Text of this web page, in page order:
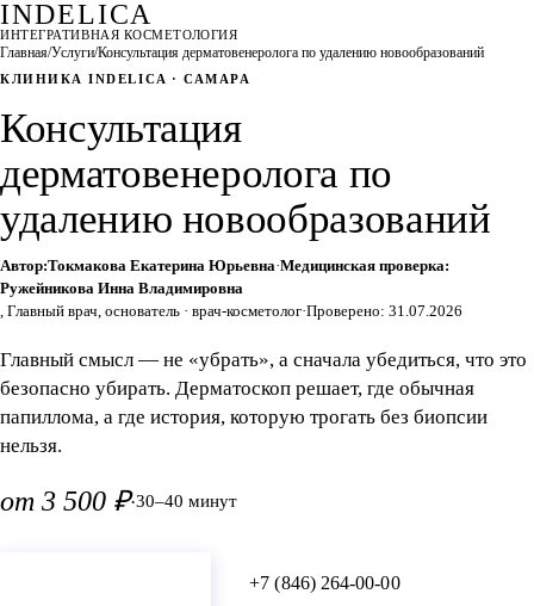
INDELICA
ИНТЕГРАТИВНАЯ КОСМЕТОЛОГИЯ
Главная/Услуги/Консультация дерматовенеролога по удалению новообразований
КЛИНИКА INDELICA · САМАРА
Консультация
дерматовенеролога по
удалению новообразований
Автор:Токмакова Екатерина Юрьевна·Медицинская проверка:
Ружейникова Инна Владимировна
, Главный врач, основатель · врач-косметолог·Проверено: 31.07.2026
Главный смысл — не «убрать», а сначала убедиться, что это
безопасно убирать. Дерматоскоп решает, где обычная
папиллома, а где история, которую трогать без биопсии
нельзя.
от 3 500 ₽·30–40 минут
+7 (846) 264-00-00